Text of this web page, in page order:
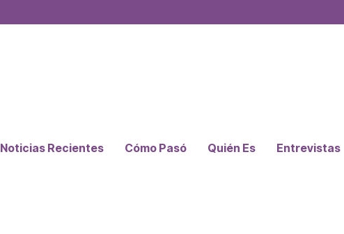
Noticias Recientes Cómo Pasó Quién Es Entrevistas